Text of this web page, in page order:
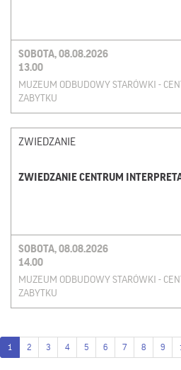
SOBOTA, 08.08.2026
13.00
MUZEUM ODBUDOWY STARÓWKI -
ZABYTKU
ZWIEDZANIE
ZWIEDZANIE CENTRUM
SOBOTA, 08.08.2026
14.00
MUZEUM ODBUDOWY STARÓWKI -
ZABYTKU
1 2 3 4 5 6 7 8 9